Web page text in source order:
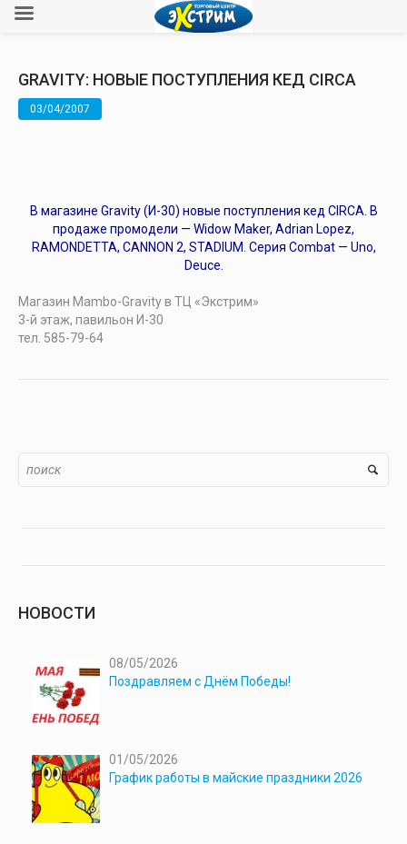
GRAVITY: НОВЫЕ ПОСТУПЛЕНИЯ КЕД CIRCA
03/04/2007
В магазине Gravity (И-30) новые поступления кед CIRCA. В
продаже промодели — Widow Maker, Adrian Lopez,
RAMONDETTA, CANNON 2, STADIUM. Серия Combat — Uno,
Deuce.
Магазин Mambo-Gravity в ТЦ «Экстрим»
3-й этаж, павильон И-30
тел. 585-79-64
НОВОСТИ
08/05/2026
Поздравляем с Днём Победы!
01/05/2026
График работы в майские праздники 2026